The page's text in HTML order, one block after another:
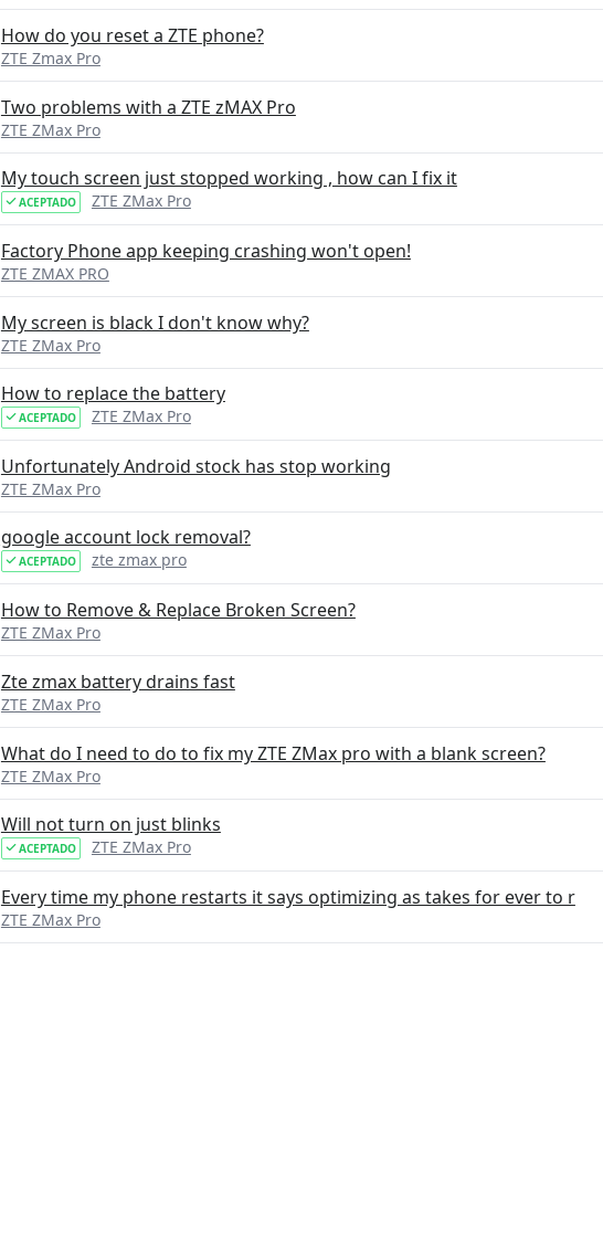
How do you reset a ZTE phone?
ZTE Zmax Pro
Two problems with a ZTE zMAX Pro
ZTE ZMax Pro
My touch screen just stopped working , how can I fix it
ACEPTADO ZTE ZMax Pro
Factory Phone app keeping crashing won't open!
ZTE ZMAX PRO
My screen is black I don't know why?
ZTE ZMax Pro
How to replace the battery
ACEPTADO ZTE ZMax Pro
Unfortunately Android stock has stop working
ZTE ZMax Pro
google account lock removal?
ACEPTADO zte zmax pro
How to Remove & Replace Broken Screen?
ZTE ZMax Pro
Zte zmax battery drains fast
ZTE ZMax Pro
What do I need to do to fix my ZTE ZMax pro with a blank screen?
ZTE ZMax Pro
Will not turn on just blinks
ACEPTADO ZTE ZMax Pro
Every time my phone restarts it says optimizing as takes for ever to r
ZTE ZMax Pro